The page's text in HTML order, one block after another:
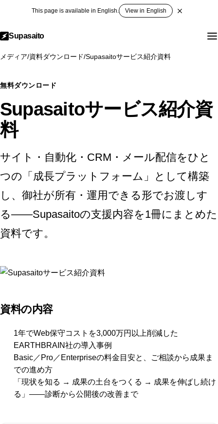
This page is available in English. View in English
Supasaito
メディア/資料ダウンロード/Supasaitoサービス紹介資料
無料ダウンロード
Supasaitoサービス紹介資
料
サイト・自動化・CRM・メール配信をひと
つの「成長プラットフォーム」として構築
し、御社が所有・運用できる形でお渡しす
る——Supasaitoの支援内容を1冊にまとめた
資料です。
資料の内容
1年でWeb保守コストを3,000万円以上削減した
EARTHBRAIN社の導入事例
Basic／Pro／Enterpriseの料金目安と、ご相談から成果ま
での進め方
「現状を知る → 成果の土台をつくる → 成果を伸ばし続け
る」——診断から公開後の改善まで